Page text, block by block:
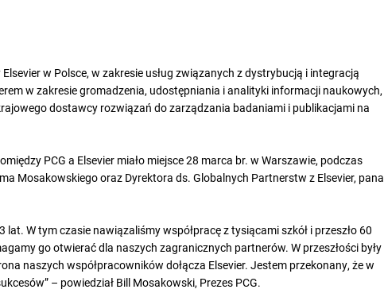
w Polsce, w zakresie usług związanych z dystrybucją i integracją
w zakresie gromadzenia, udostępniania i analityki informacji naukowych,
dostawcy rozwiązań do zarządzania badaniami i publikacjami na
PCG a Elsevier miało miejsce 28 marca br. w Warszawie, podczas
Mosakowskiego oraz Dyrektora ds. Globalnych Partnerstw z Elsevier, pana
lat. W tym czasie nawiązaliśmy współpracę z tysiącami szkół i przeszło 60
go otwierać dla naszych zagranicznych partnerów. W przeszłości były
naszych współpracowników dołącza Elsevier. Jestem przekonany, że w
– powiedział Bill Mosakowski, Prezes PCG.